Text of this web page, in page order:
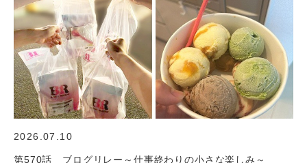
2026.07.10
第570話 ブログリレー～仕事終わりの小さな楽しみ～